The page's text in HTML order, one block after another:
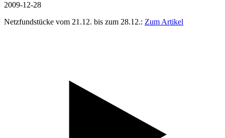
2009-12-28
Netzfundstücke vom 21.12. bis zum 28.12.: Zum Artikel